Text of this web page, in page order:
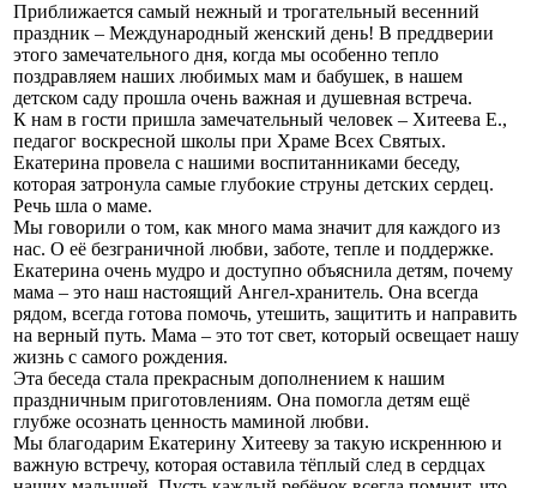
Приближается самый нежный и трогательный весенний
праздник – Международный женский день! В преддверии
этого замечательного дня, когда мы особенно тепло
поздравляем наших любимых мам и бабушек, в нашем
детском саду прошла очень важная и душевная встреча.
К нам в гости пришла замечательный человек – Хитеева Е.,
педагог воскресной школы при Храме Всех Святых.
Екатерина провела с нашими воспитанниками беседу,
которая затронула самые глубокие струны детских сердец.
Речь шла о маме.
Мы говорили о том, как много мама значит для каждого из
нас. О её безграничной любви, заботе, тепле и поддержке.
Екатерина очень мудро и доступно объяснила детям, почему
мама – это наш настоящий Ангел-хранитель. Она всегда
рядом, всегда готова помочь, утешить, защитить и направить
на верный путь. Мама – это тот свет, который освещает нашу
жизнь с самого рождения.
Эта беседа стала прекрасным дополнением к нашим
праздничным приготовлениям. Она помогла детям ещё
глубже осознать ценность маминой любви.
Мы благодарим Екатерину Хитееву за такую искреннюю и
важную встречу, которая оставила тёплый след в сердцах